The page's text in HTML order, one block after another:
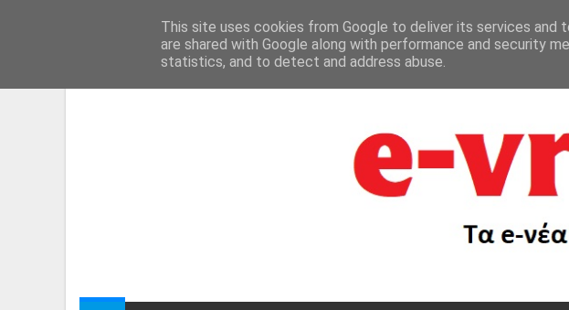
This site uses cookies from Google to deliver its services and
are shared with Google along with performance and security
statistics, and to detect and address abuse.